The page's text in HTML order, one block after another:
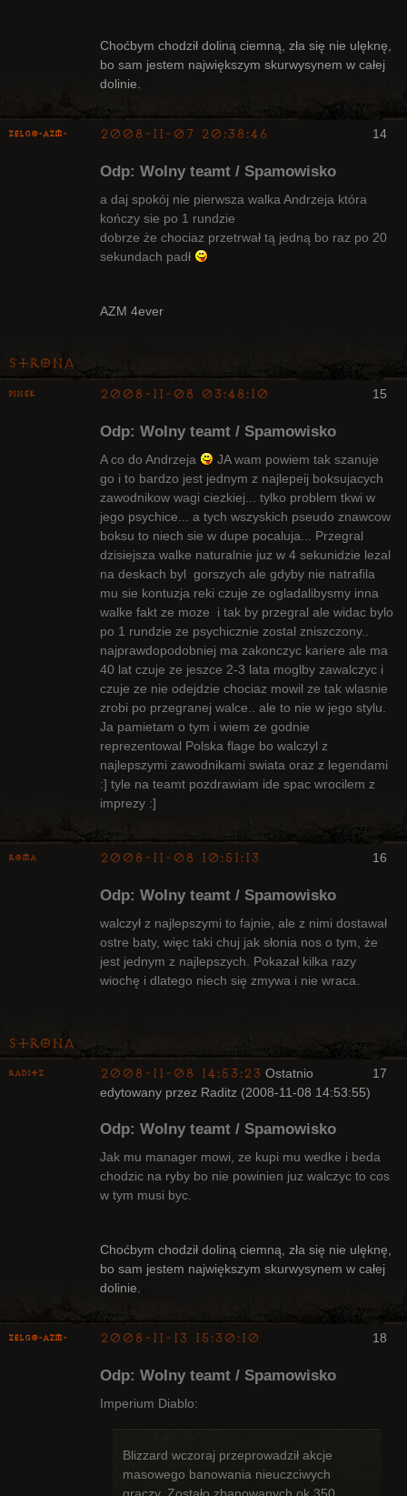
Choćbym chodził doliną ciemną, zła się nie ulęknę,
bo sam jestem największym skurwysynem w całej
dolinie.
14
ZelgO-AZM- 2008-11-07 20:38:46
Odp: Wolny teamt / Spamowisko
a daj spokój nie pierwsza walka Andrzeja która
kończy sie po 1 rundzie
dobrze że chociaz przetrwał tą jedną bo raz po 20
sekundach padł
AZM 4ever
Strona
15
pinek 2008-11-08 03:48:10
Odp: Wolny teamt / Spamowisko
A co do Andrzeja
JA wam powiem tak szanuje
go i to bardzo jest jednym z najlepeij boksujacych
zawodnikow wagi ciezkiej... tylko problem tkwi w
jego psychice... a tych wszyskich pseudo znawcow
boksu to niech sie w dupe pocaluja... Przegral
dzisiejsza walke naturalnie juz w 4 sekunidzie lezal
na deskach byl gorszych ale gdyby nie natrafila
mu sie kontuzja reki czuje ze ogladalibysmy inna
walke fakt ze moze i tak by przegral ale widac bylo
po 1 rundzie ze psychicznie zostal zniszczony..
najprawdopodobniej ma zakonczyc kariere ale ma
40 lat czuje ze jeszce 2-3 lata moglby zawalczyc i
czuje ze nie odejdzie chociaz mowil ze tak wlasnie
zrobi po przegranej walce.. ale to nie w jego stylu.
Ja pamietam o tym i wiem ze godnie
reprezentowal Polska flage bo walczyl z
najlepszymi zawodnikami swiata oraz z legendami
:] tyle na teamt pozdrawiam ide spac wrocilem z
imprezy :]
16
Roma 2008-11-08 10:51:13
Odp: Wolny teamt / Spamowisko
walczył z najlepszymi to fajnie, ale z nimi dostawał
ostre baty, więc taki chuj jak słonia nos o tym, że
jest jednym z najlepszych. Pokazał kilka razy
wiochę i dlatego niech się zmywa i nie wraca.
Strona
17
Raditz 2008-11-08 14:53:23 Ostatnio
edytowany przez Raditz (2008-11-08 14:53:55)
Odp: Wolny teamt / Spamowisko
Jak mu manager mowi, ze kupi mu wedke i beda
chodzic na ryby bo nie powinien juz walczyc to cos
w tym musi byc.
Choćbym chodził doliną ciemną, zła się nie ulęknę,
bo sam jestem największym skurwysynem w całej
dolinie.
18
ZelgO-AZM- 2008-11-13 15:30:10
Odp: Wolny teamt / Spamowisko
Imperium Diablo:
Blizzard wczoraj przeprowadził akcje
masowego banowania nieuczciwych
graczy. Zostało zbanowanych ok 350